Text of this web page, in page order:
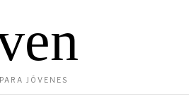
JÓVENES